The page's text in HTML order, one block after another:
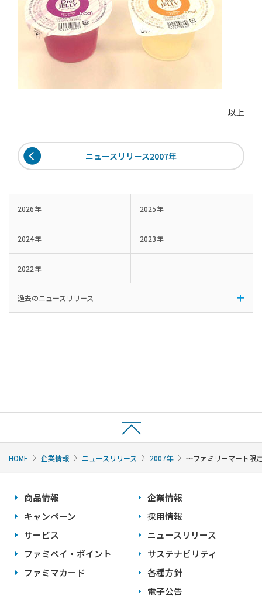
以上
ニュースリリース2007年
2026年 2025年
2024年 2023年
2022年
過去のニュースリリース
HOME 企業情報 ニュースリリース 2007年 〜ファミリーマート限
商品情報
キャンペーン
サービス
ファミペイ・ポイント
ファミマカード
企業情報
採用情報
ニュースリリース
サステナビリティ
各種方針
電子公告